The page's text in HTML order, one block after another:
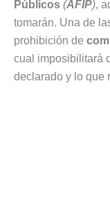
Públicos (AFIP),
tomarán. Una de
prohibición de
cual imposibilitará
declarado y lo que